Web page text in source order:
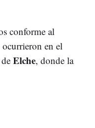
conforme al
en el
Elche, donde la